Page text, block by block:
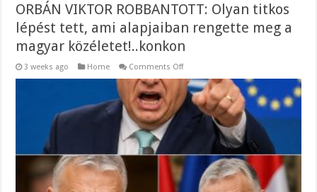
ORBÁN VIKTOR ROBBANTOTT: Olyan titkos
lépést tett, ami alapjaiban rengette meg a
magyar közéletet!..konkon
3 weeks ago Home Comments Offon
VIKTOR
ROBBANTOTT:
Olyan
titkos
rengette
meg
magyar